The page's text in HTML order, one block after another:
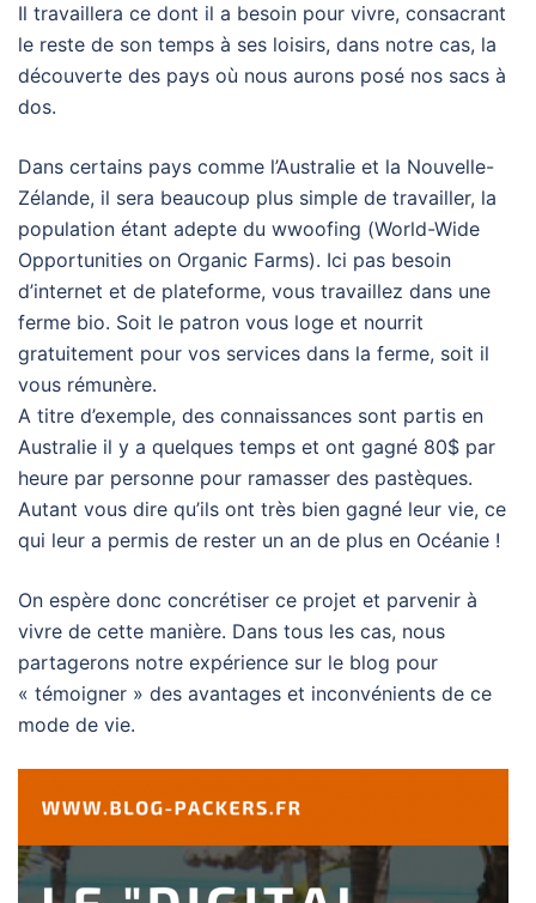
Il travaillera ce dont il a besoin pour vivre, consacrant
le reste de son temps à ses loisirs, dans notre cas, la
découverte des pays où nous aurons posé nos sacs à
dos.
Dans certains pays comme l’Australie et la Nouvelle-
Zélande, il sera beaucoup plus simple de travailler, la
population étant adepte du wwoofing (World-Wide
Opportunities on Organic Farms). Ici pas besoin
d’internet et de plateforme, vous travaillez dans une
ferme bio. Soit le patron vous loge et nourrit
gratuitement pour vos services dans la ferme, soit il
vous rémunère.
A titre d’exemple, des connaissances sont partis en
Australie il y a quelques temps et ont gagné 80$ par
heure par personne pour ramasser des pastèques.
Autant vous dire qu’ils ont très bien gagné leur vie, ce
qui leur a permis de rester un an de plus en Océanie !
On espère donc concrétiser ce projet et parvenir à
vivre de cette manière. Dans tous les cas, nous
partagerons notre expérience sur le blog pour
« témoigner » des avantages et inconvénients de ce
mode de vie.